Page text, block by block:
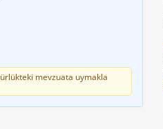
mevzuata uymakla